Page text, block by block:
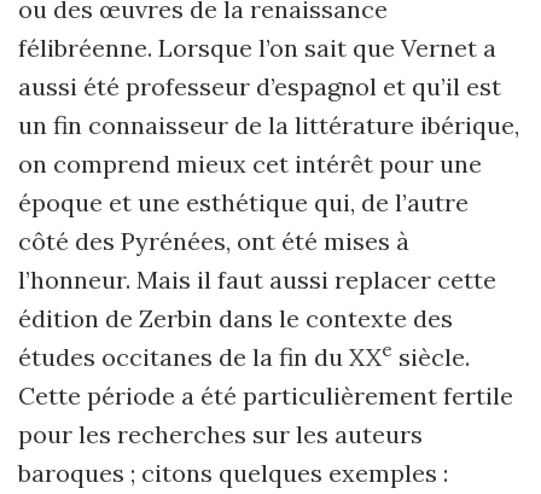
ou des œuvres de la renaissance
félibréenne. Lorsque l’on sait que Vernet a
aussi été professeur d’espagnol et qu’il est
un fin connaisseur de la littérature ibérique,
on comprend mieux cet intérêt pour une
époque et une esthétique qui, de l’autre
côté des Pyrénées, ont été mises à
l’honneur. Mais il faut aussi replacer cette
édition de Zerbin dans le contexte des
études occitanes de la fin du XXe siècle.
Cette période a été particulièrement fertile
pour les recherches sur les auteurs
baroques ; citons quelques exemples :